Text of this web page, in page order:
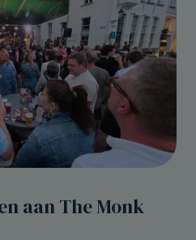
aan The Monk